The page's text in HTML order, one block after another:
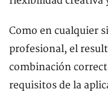
Como en cualquier
profesional, el
combinación
requisitos de la